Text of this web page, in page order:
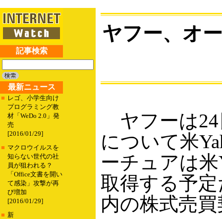
記事検索
最新ニュース
■ レゴ、小学生向け
プログラミング教
材「WeDo 2.0」発
売
[2016/01/29]
■ マクロウイルスを
知らない世代の社
員が狙われる？
「Office文書を開い
て感染」攻撃が再
び増加
[2016/01/29]
■ 新
ヤフー、オ
ヤフーは24
について米
ーチュアは
取得する予
内の株式売